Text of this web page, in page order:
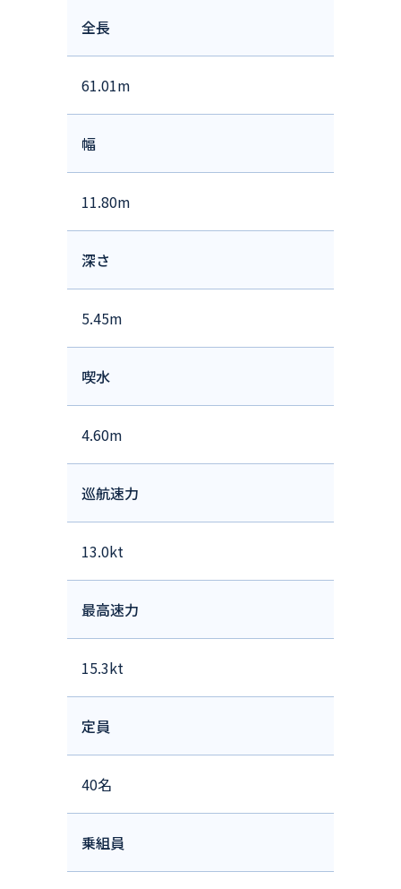
全長
61.01m
幅
11.80m
深さ
5.45m
喫水
4.60m
巡航速力
13.0kt
最高速力
15.3kt
定員
40名
乗組員